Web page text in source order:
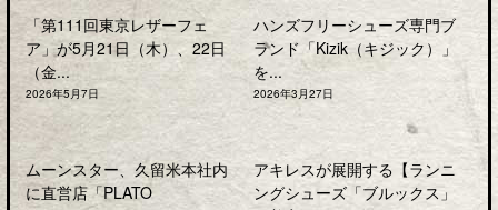
「第111回東京レザーフェ
ア」が5月21日（木）、22日
（金...
2026年5月7日
ハンズフリーシューズ専門ブ
ランド「Kizik（キジック）」
を...
2026年3月27日
ムーンスター、久留米本社内
に直営店「PLATO
アキレスが展開する【ランニ
ングシューズ「ブルックス」